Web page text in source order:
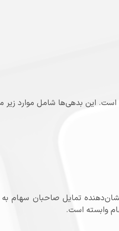
این بدهی‌ها شامل موارد زیر
تمایل صاحبان سهام
وابسته است.